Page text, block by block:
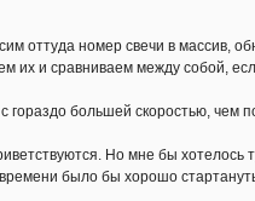
оттуда номер свечи в массив,
их и сравниваем между собой,
гораздо большей скоростью, чем
Но мне бы хотелось
было бы хорошо